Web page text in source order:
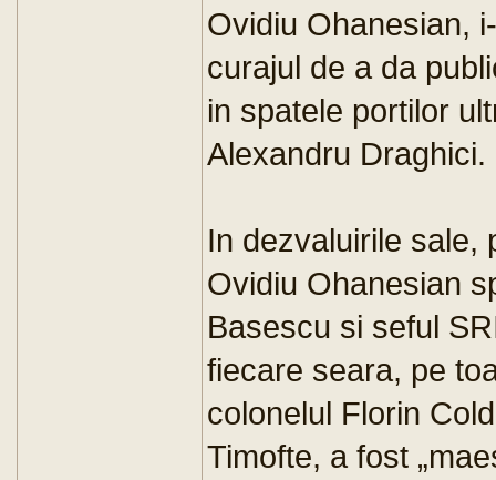
Ovidiu Ohanesian,
curajul de a da
in spatele portilor
Alexandru Draghici.
In dezvaluirile sale,
Ovidiu Ohanesian
Basescu si seful
fiecare seara, pe
colonelul Florin
Timofte, a fost